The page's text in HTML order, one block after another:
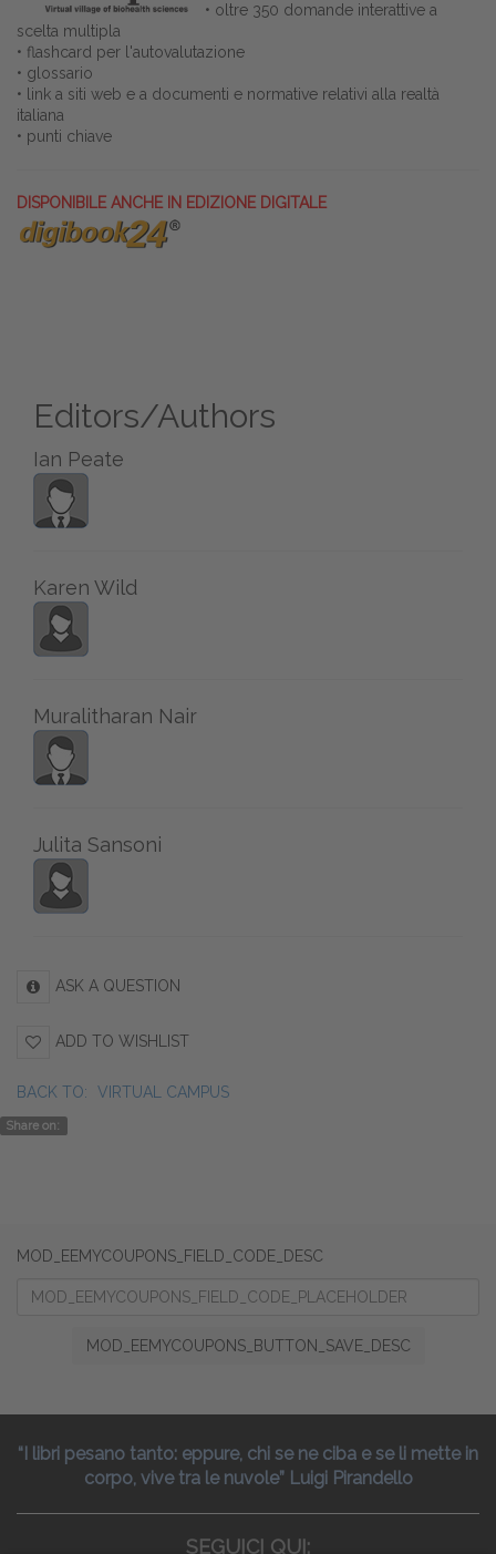
• oltre 350 domande interattive a
scelta multipla
• flashcard per l'autovalutazione
• glossario
• link a siti web e a documenti e normative relativi alla realtà
italiana
• punti chiave
DISPONIBILE ANCHE IN EDIZIONE DIGITALE
Editors/Authors
Ian Peate
Karen Wild
Muralitharan Nair
Julita Sansoni
ASK A QUESTION
ADD TO WISHLIST
BACK TO: VIRTUAL CAMPUS
Share on:
MOD_EEMYCOUPONS_FIELD_CODE_DESC
MOD_EEMYCOUPONS_BUTTON_SAVE_DESC
“I libri pesano tanto: eppure, chi se ne ciba e se li mette in
corpo, vive tra le nuvole” Luigi Pirandello
SEGUICI QUI: